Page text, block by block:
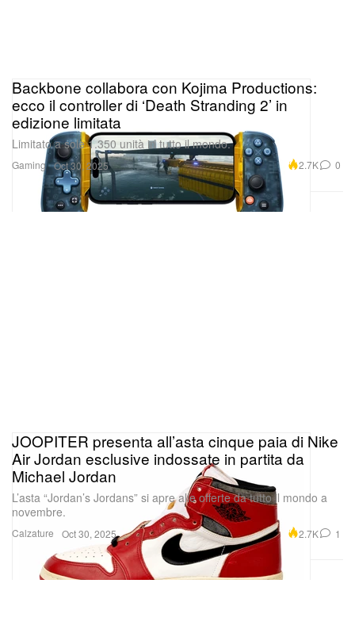
Gaming
Backbone collabora con Kojima Productions:
ecco il controller di ‘Death Stranding 2’ in
edizione limitata
Limitato a sole 1.350 unità in tutto il mondo.
Oct 30, 2025 2.7K 0
Calzature
JOOPITER presenta all’asta cinque paia di Nike
Air Jordan esclusive indossate in partita da
Michael Jordan
L’asta “Jordan’s Jordans” si apre alle offerte da tutto il mondo a
novembre.
Oct 30, 2025 2.7K 1